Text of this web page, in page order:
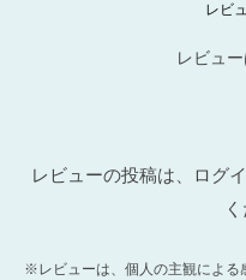
レビ
レビュー
レビューの投稿は、ログ
※レビューは、個人の主観による